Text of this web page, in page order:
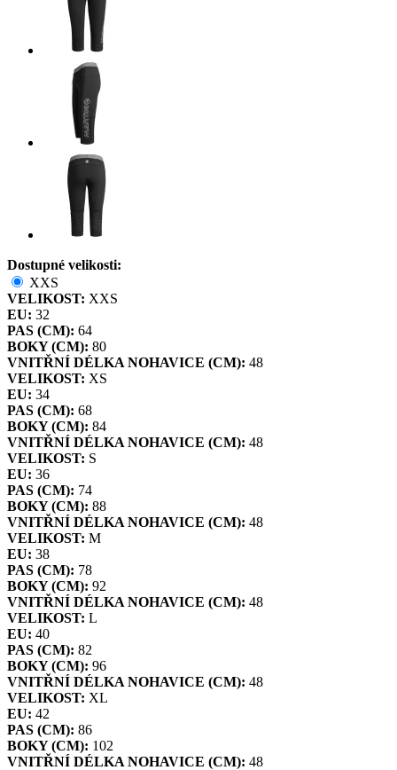
Dostupné velikosti:
XXS
VELIKOST: XXS
EU: 32
PAS (CM): 64
BOKY (CM): 80
VNITŘNÍ DÉLKA NOHAVICE (CM): 48
VELIKOST: XS
EU: 34
PAS (CM): 68
BOKY (CM): 84
VNITŘNÍ DÉLKA NOHAVICE (CM): 48
VELIKOST: S
EU: 36
PAS (CM): 74
BOKY (CM): 88
VNITŘNÍ DÉLKA NOHAVICE (CM): 48
VELIKOST: M
EU: 38
PAS (CM): 78
BOKY (CM): 92
VNITŘNÍ DÉLKA NOHAVICE (CM): 48
VELIKOST: L
EU: 40
PAS (CM): 82
BOKY (CM): 96
VNITŘNÍ DÉLKA NOHAVICE (CM): 48
VELIKOST: XL
EU: 42
PAS (CM): 86
BOKY (CM): 102
VNITŘNÍ DÉLKA NOHAVICE (CM): 48